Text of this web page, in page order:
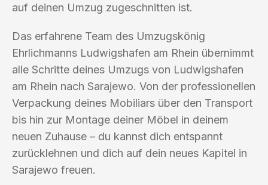
auf deinen Umzug zugeschnitten ist.
Das erfahrene Team des Umzugskönig
Ehrlichmanns Ludwigshafen am Rhein übernimmt
alle Schritte deines Umzugs von Ludwigshafen
am Rhein nach Sarajewo. Von der professionellen
Verpackung deines Mobiliars über den Transport
bis hin zur Montage deiner Möbel in deinem
neuen Zuhause – du kannst dich entspannt
zurücklehnen und dich auf dein neues Kapitel in
Sarajewo freuen.